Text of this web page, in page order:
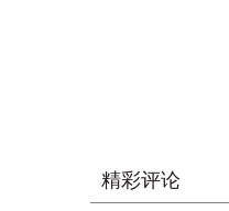
精彩评论